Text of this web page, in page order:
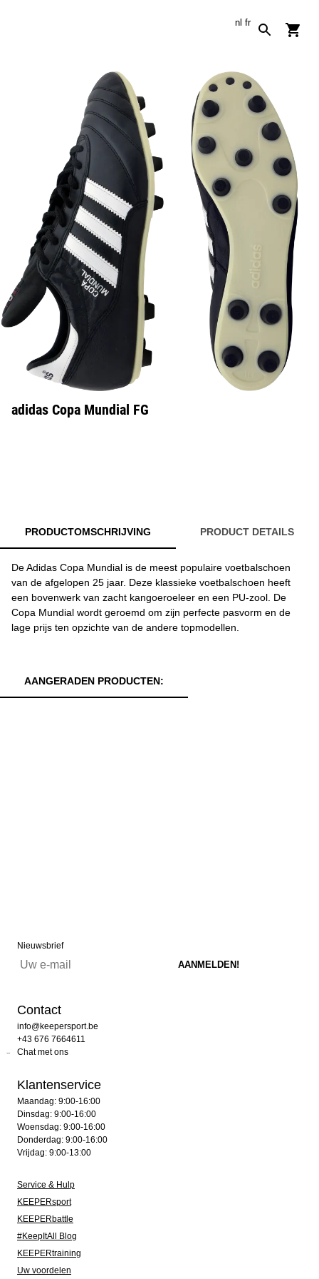
nl fr
adidas Copa Mundial FG
PRODUCTOMSCHRIJVING PRODUCT DETAILS
De Adidas Copa Mundial is de meest populaire voetbalschoen
van de afgelopen 25 jaar. Deze klassieke voetbalschoen heeft
een bovenwerk van zacht kangoeroeleer en een PU-zool. De
Copa Mundial wordt geroemd om zijn perfecte pasvorm en de
lage prijs ten opzichte van de andere topmodellen.
AANGERADEN PRODUCTEN:
Nieuwsbrief
Contact
info@keepersport.be
+43 676 7664611
Chat met ons
Klantenservice
Maandag: 9:00-16:00
Dinsdag: 9:00-16:00
Woensdag: 9:00-16:00
Donderdag: 9:00-16:00
Vrijdag: 9:00-13:00
Service & Hulp
KEEPERsport
KEEPERbattle
#KeepItAll Blog
KEEPERtraining
Uw voordelen